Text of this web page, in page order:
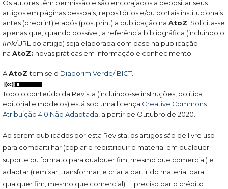
Os autores têm permissão e são encorajados a depositar seus
artigos em páginas pessoais, repositórios e/ou portais institucionais
antes (preprint) e após (postprint) a publicação na AtoZ. Solicita-se
apenas que, quando possível, a referência bibliográfica (incluindo o
link/URL do artigo) seja elaborada com base na publicação
na AtoZ: novas práticas em informação e conhecimento.
AAtoZtem selo Diadorim Verde/IBICT.
Todo o conteúdo da Revista (incluindo-se instruções, política
editorial e modelos) está sob uma licença Creative Commons
Atribuição 4.0 Não Adaptada, a partir de Outubro de 2020.
Ao serem publicados por esta Revista, os artigos são de livre uso
para compartilhar (copiar e redistribuir o material em qualquer
suporte ou formato para qualquer fim, mesmo que comercial) e
adaptar (remixar, transformar, e criar a partir do material para
qualquer fim, mesmo que comercial). É preciso dar o crédito